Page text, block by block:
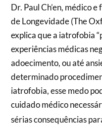
Dr. Paul Ch’en, médico
de Longevidade (The
explica que a iatrofobia
experiências médicas
adoecimento, ou até
determinado
iatrofobia, esse medo
cuidado médico
sérias consequências